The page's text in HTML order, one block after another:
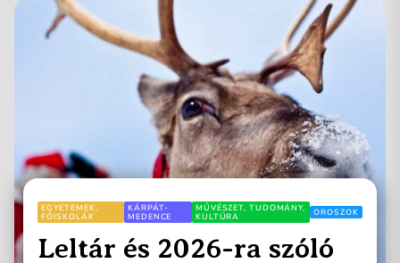
EGYETEMEK,
FŐISKOLÁK
KÁRPÁT-
MEDENCE
MŰVÉSZET, TUDOMÁNY,
KULTÚRA
OROSZOK
Leltár és 2026-ra szóló